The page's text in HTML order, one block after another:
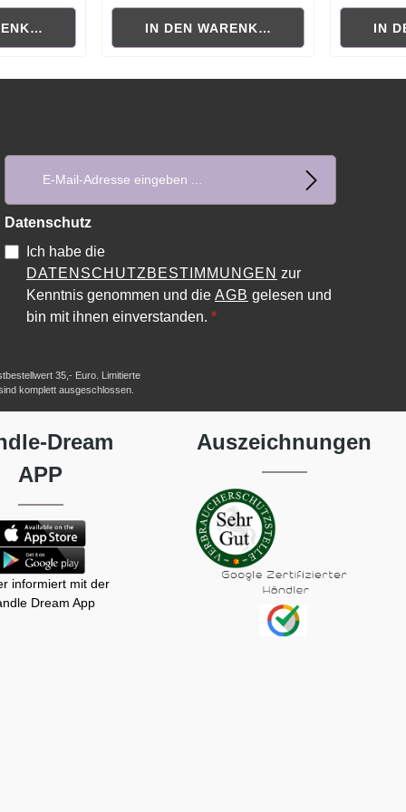
IN DEN WARENKORB IN
Datenschutz
Ich habe die
DATENSCHUTZBESTIMMUNGEN zur
Kenntnis genommen und die AGB gelesen und
bin mit ihnen einverstanden. *
35,- Euro. Limitierte
komplett ausgeschlossen.
Dream
APP
informiert mit der
Dream App
Auszeichnungen